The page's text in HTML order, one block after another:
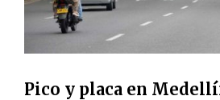
Pico y placa en